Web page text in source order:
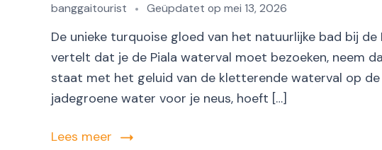
banggaitourist Geüpdatet op mei 13, 2026
De unieke turquoise gloed van het natuurlijke bad bij
vertelt dat je de Piala waterval moet bezoeken, neem
staat met het geluid van de kletterende waterval op
jadegroene water voor je neus, hoeft […]
Lees meer